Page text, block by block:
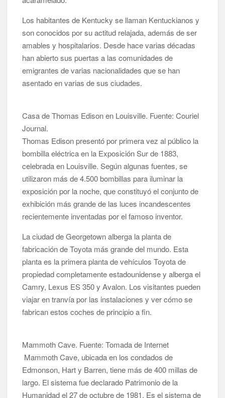
Los habitantes de Kentucky se llaman Kentuckianos y
son conocidos por su actitud relajada, además de ser
amables y hospitalarios. Desde hace varias décadas
han abierto sus puertas a las comunidades de
emigrantes de varias nacionalidades que se han
asentado en varias de sus ciudades.
Casa de Thomas Edison en Louisville. Fuente: Couriel
Journal.
Thomas Edison presentó por primera vez al público la
bombilla eléctrica en la Exposición Sur de 1883,
celebrada en Louisville. Según algunas fuentes, se
utilizaron más de 4.500 bombillas para iluminar la
exposición por la noche, que constituyó el conjunto de
exhibición más grande de las luces incandescentes
recientemente inventadas por el famoso inventor.
La ciudad de Georgetown alberga la planta de
fabricación de Toyota más grande del mundo. Esta
planta es la primera planta de vehículos Toyota de
propiedad completamente estadounidense y alberga el
Camry, Lexus ES 350 y Avalon. Los visitantes pueden
viajar en tranvía por las instalaciones y ver cómo se
fabrican estos coches de principio a fin.
Mammoth Cave. Fuente: Tomada de Internet
Mammoth Cave, ubicada en los condados de
Edmonson, Hart y Barren, tiene más de 400 millas de
largo. El sistema fue declarado Patrimonio de la
Humanidad el 27 de octubre de 1981. Es el sistema de